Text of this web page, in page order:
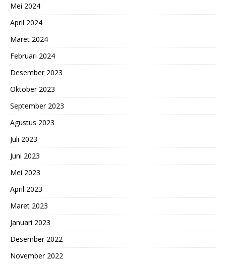
Mei 2024
April 2024
Maret 2024
Februari 2024
Desember 2023
Oktober 2023
September 2023
Agustus 2023
Juli 2023
Juni 2023
Mei 2023
April 2023
Maret 2023
Januari 2023
Desember 2022
November 2022